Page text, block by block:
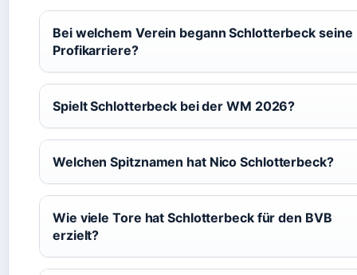
Bei welchem Verein begann Schlotterbeck seine
Profikarriere?
Spielt Schlotterbeck bei der WM 2026?
Welchen Spitznamen hat Nico Schlotterbeck?
Wie viele Tore hat Schlotterbeck für den BVB
erzielt?